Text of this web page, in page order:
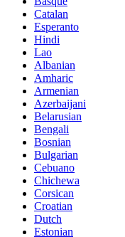
Catalan
Esperanto
Hindi
Lao
Albanian
Amharic
Armenian
Azerbaijani
Belarusian
Bengali
Bosnian
Bulgarian
Cebuano
Chichewa
Corsican
Croatian
Dutch
Estonian